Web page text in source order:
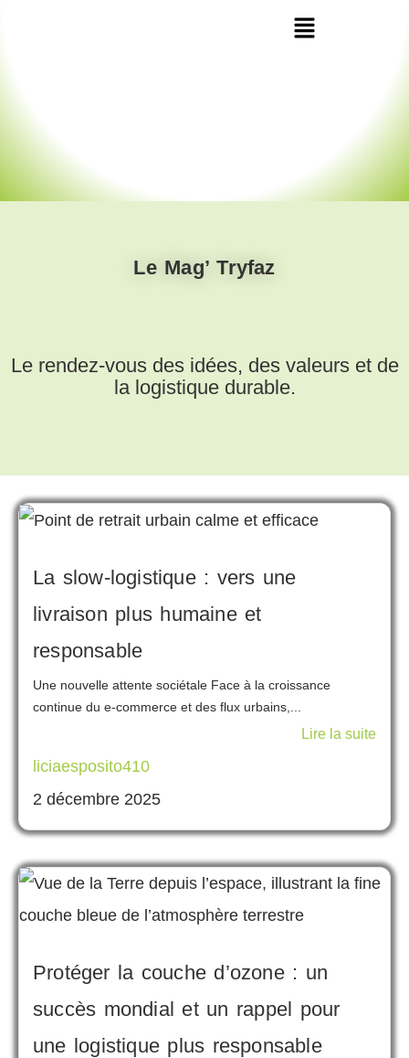
Le Mag’ Tryfaz
Le rendez-vous des idées, des valeurs et de
la logistique durable.
La slow-logistique : vers une
livraison plus humaine et
responsable
Une nouvelle attente sociétale Face à la croissance
continue du e-commerce et des flux urbains,...
Lire la suite
liciaesposito410
2 décembre 2025
Protéger la couche d’ozone : un
succès mondial et un rappel pour
une logistique plus responsable